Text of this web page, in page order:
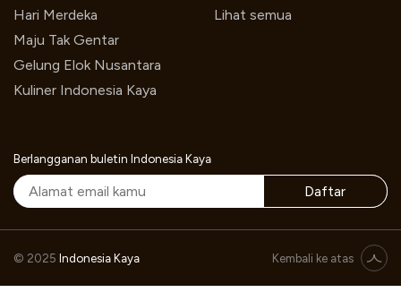
Hari Merdeka
Maju Tak Gentar
Gelung Elok Nusantara
Kuliner Indonesia Kaya
Lihat semua
Berlangganan buletin Indonesia Kaya
Daftar
© 2025 Indonesia Kaya Kembali ke atas